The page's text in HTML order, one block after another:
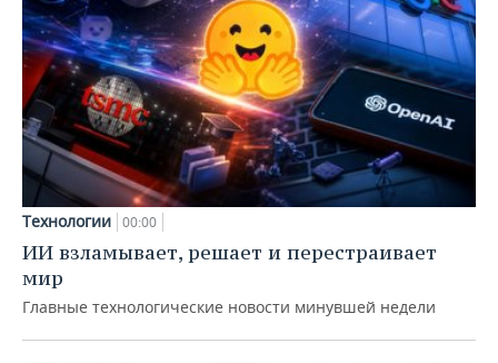
Технологии 00:00
ИИ взламывает, решает и перестраивает
мир
Главные технологические новости минувшей недели